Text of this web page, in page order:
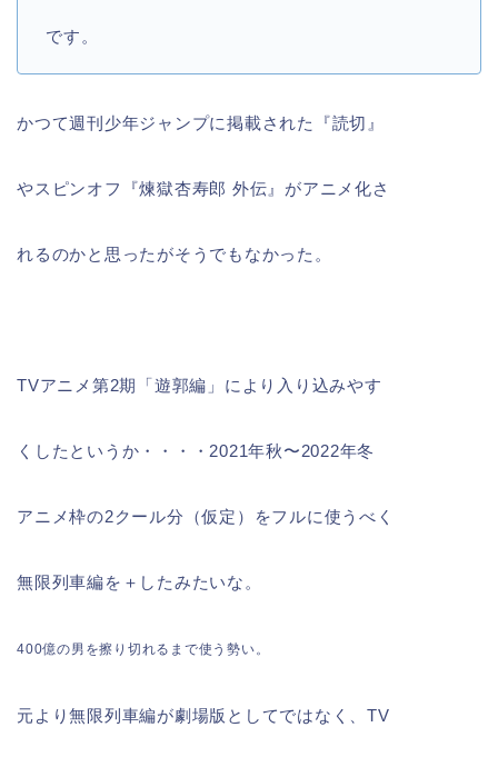
です。
かつて週刊少年ジャンプに掲載された『読切』
やスピンオフ『煉獄杏寿郎 外伝』がアニメ化さ
れるのかと思ったがそうでもなかった。
TVアニメ第2期「遊郭編」により入り込みやす
くしたというか・・・・2021年秋〜2022年冬
アニメ枠の2クール分（仮定）をフルに使うべく
無限列車編を＋したみたいな。
400億の男を擦り切れるまで使う勢い。
元より無限列車編が劇場版としてではなく、TV